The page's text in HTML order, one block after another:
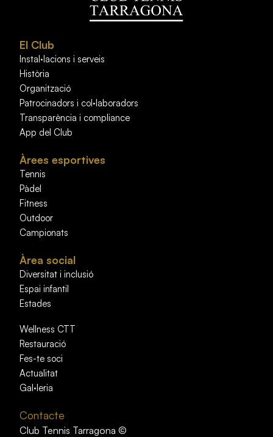
El Club
Instal·lacions i serveis
Història
Organització
Patrocinadors i col·laboradors
Transparència i compliance
App del Club
Àrees esportives
Tennis
Pàdel
Fitness
Outdoor
Campionats
Àrea social
Diversitat i inclusió
Espai infantil
Estades
Wellness CTT
Restauració
Fes-te soci
Actualitat
Gal·leria
Contacte
Club Tennis Tarragona ©